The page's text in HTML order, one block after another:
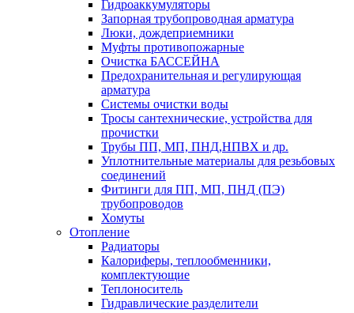
Гидроаккумуляторы
Запорная трубопроводная арматура
Люки, дождеприемники
Муфты противопожарные
Очистка БАССЕЙНА
Предохранительная и регулирующая
арматура
Системы очистки воды
Тросы сантехнические, устройства для
прочистки
Трубы ПП, МП, ПНД,НПВХ и др.
Уплотнительные материалы для резьбовых
соединений
Фитинги для ПП, МП, ПНД (ПЭ)
трубопроводов
Хомуты
Отопление
Радиаторы
Калориферы, теплообменники,
комплектующие
Теплоноситель
Гидравлические разделители